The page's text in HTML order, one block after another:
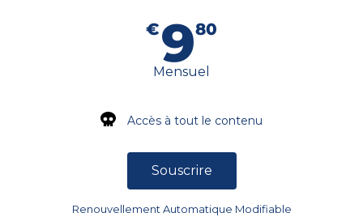
€980
Mensuel
Accès à tout le contenu
Souscrire
Renouvellement Automatique Modifiable